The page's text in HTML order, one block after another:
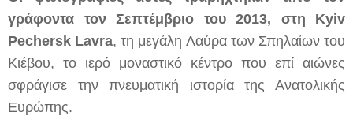
γράφοντα τον Σεπτέμβριο του 2013, στη Kyiv
Pechersk Lavra, τη μεγάλη Λαύρα των Σπηλαίων του
Κιέβου, το ιερό μοναστικό κέντρο που επί αιώνες
σφράγισε την πνευματική ιστορία της Ανατολικής
Ευρώπης.